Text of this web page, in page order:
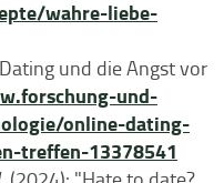
wahre-liebe-
und die Angst vor
und-
online-dating-
treffen-13378541